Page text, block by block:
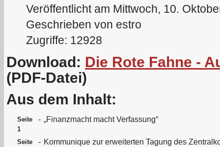
Veröffentlicht am Mittwoch, 10.
Geschrieben von estro
Zugriffe: 12928
Download: Die Rote Fahne -
(PDF-Datei)
Aus dem Inhalt:
Seite
1
- „Finanzmacht macht Verfassung“
Seite
- Kommunique zur erweiterten Tagung des